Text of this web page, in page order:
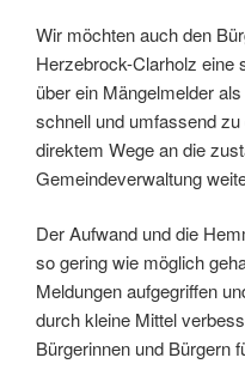
Wir möchten auch den
Herzebrock-Clarholz eine
über ein Mängelmelder
schnell und umfassend
direktem Wege an die
Gemeindeverwaltung
Der Aufwand und die
so gering wie möglich
Meldungen aufgegriffen
durch kleine Mittel
Bürgerinnen und Bürgern